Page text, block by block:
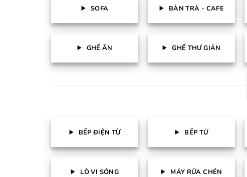
SOFA BÀN TRÀ - CAFE
GHẾ ĂN GHẾ THƯ GIẢN
BẾP ĐIỆN TỪ BẾP TỪ
LÒ VI SÓNG MÁY RỬA CHÉN